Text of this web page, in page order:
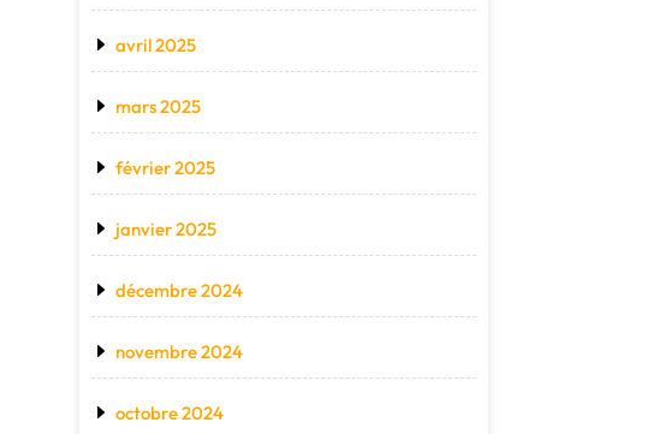
avril 2025
mars 2025
février 2025
janvier 2025
décembre 2024
novembre 2024
octobre 2024